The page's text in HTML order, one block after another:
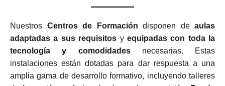
Nuestros Centros de Formación disponen de aulas
adaptadas a sus requisitos y equipadas con toda la
tecnología y comodidadesnecesarias. Estas
instalaciones están dotadas para dar respuesta a una
amplia gama de desarrollo formativo, incluyendo talleres